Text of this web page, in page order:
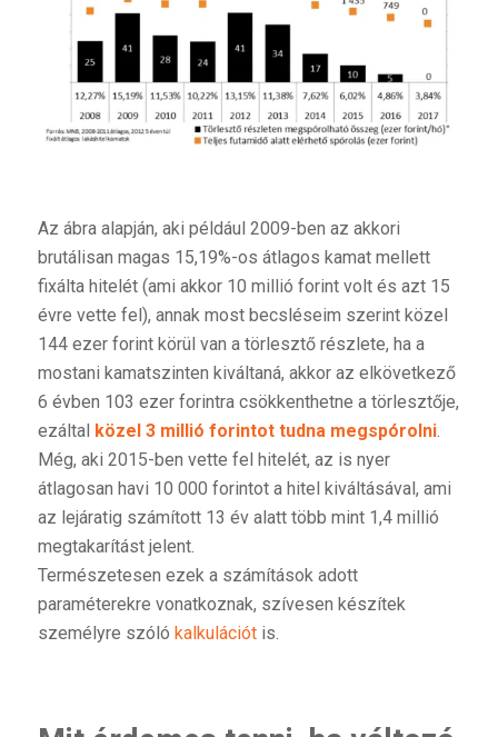
Az ábra alapján, aki például 2009-ben az akkori
brutálisan magas 15,19%-os átlagos kamat mellett
fixálta hitelét (ami akkor 10 millió forint volt és azt 15
évre vette fel), annak most becsléseim szerint közel
144 ezer forint körül van a törlesztő részlete, ha a
mostani kamatszinten kiváltaná, akkor az elkövetkező
6 évben 103 ezer forintra csökkenthetne a törlesztője,
ezáltal közel 3 millió forintot tudna megspórolni.
Még, aki 2015-ben vette fel hitelét, az is nyer
átlagosan havi 10 000 forintot a hitel kiváltásával, ami
az lejáratig számított 13 év alatt több mint 1,4 millió
megtakarítást jelent.
Természetesen ezek a számítások adott
paraméterekre vonatkoznak, szívesen készítek
személyre szóló kalkulációtis.